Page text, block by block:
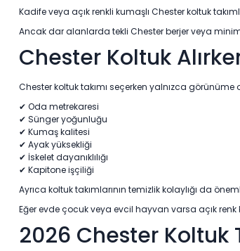
Kadife veya açık renkli kumaşlı Chester koltuk
Ancak dar alanlarda tekli Chester berjer veya
Chester Koltuk
Chester koltuk takımı seçerken yalnızca
✔ Oda metrekaresi
✔ Sünger yoğunluğu
✔ Kumaş kalitesi
✔ Ayak yüksekliği
✔ İskelet dayanıklılığı
✔ Kapitone işçiliği
Ayrıca koltuk takımlarının temizlik kolaylığı da
Eğer evde çocuk veya evcil hayvan varsa açık
2026 Chester Koltuk